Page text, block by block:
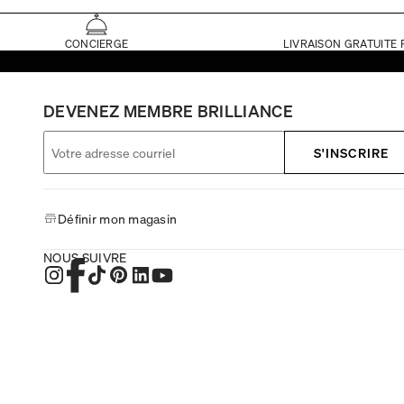
CONCIERGE LIVRAISON GRATUITE
DEVENEZ MEMBRE BRILLIANCE
S'INSCRIRE
Définir mon magasin
NOUS SUIVRE